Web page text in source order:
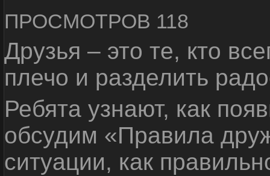
ПРОСМОТРОВ 118
Друзья – это те, кто
плечо и разделить
Ребята узнают, как
обсудим «Правила
ситуации, как